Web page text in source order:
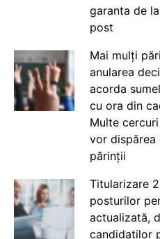
garanta de
post
Mai mulți
anularea
acorda
cu ora din
Multe
vor dispărea
părinții
Titularizare
posturilor
actualizată,
candidaților